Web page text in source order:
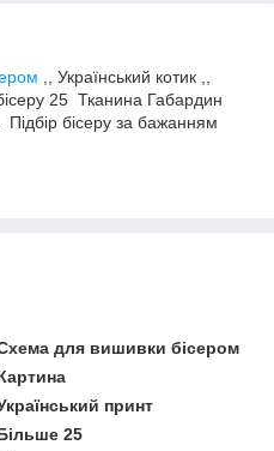
,, Український котик ,,
25 Тканина Габардин
бісеру за бажанням
для вишивки бісером
принт
25